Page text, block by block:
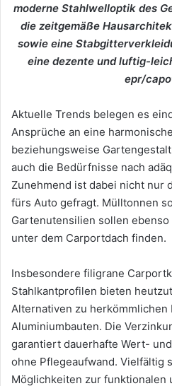
moderne Stahlwelloptik des
die zeitgemäße
sowie eine
eine dezente und luftig-
epr/
Aktuelle Trends belegen es
Ansprüche an eine
beziehungsweise
auch die Bedürfnisse nach
Zunehmend ist dabei nicht nur
fürs Auto gefragt. Mülltonnen
Gartenutensilien sollen
unter dem Carportdach finden.
Insbesondere filigrane
Stahlkantprofilen bieten
Alternativen zu herkömmlichen
Aluminiumbauten. Die
garantiert dauerhafte Wert-
ohne Pflegeaufwand. Vielfältig
Möglichkeiten zur funktionalen